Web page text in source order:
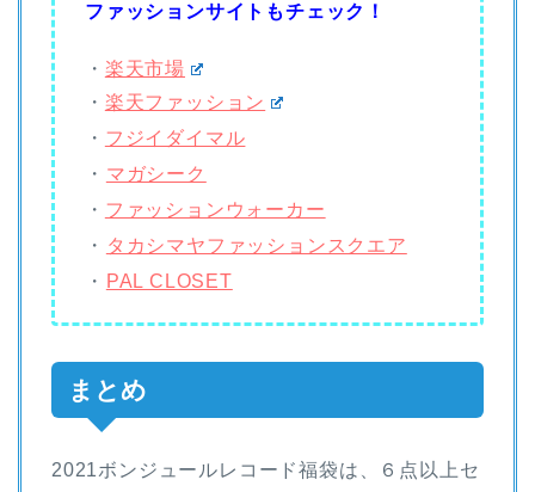
ファッションサイトもチェック！
・ 楽天市場
・ 楽天ファッション
・ フジイダイマル
・ マガシーク
・ ファッションウォーカー
・ タカシマヤファッションスクエア
・ PAL CLOSET
まとめ
2021ボンジュールレコード福袋は、６点以上セ